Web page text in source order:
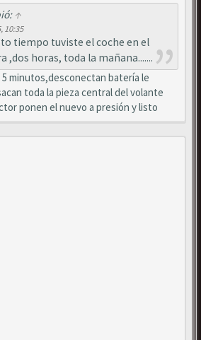
↑
10:35
tiempo tuviste el coche en el
,dos horas, toda la mañana.......
minutos,desconectan batería le
toda la pieza central del volante
ponen el nuevo a presión y listo